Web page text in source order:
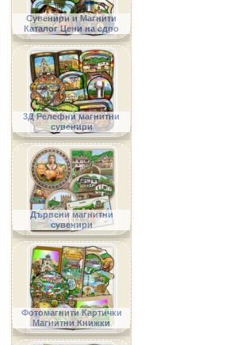
Сувенири и Магнити
Каталог Цени на едро
3Д Релефни магнитни
сувенири
Дървени магнитни
сувенири
Фотомагнити Картички
Магнитни Книжки